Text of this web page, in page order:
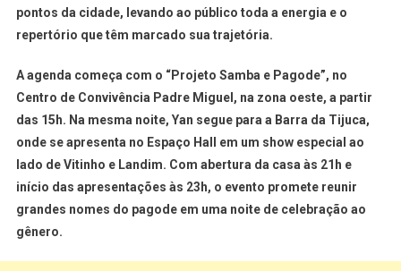
pontos da cidade, levando ao público toda a energia e o
repertório que têm marcado sua trajetória.
A agenda começa com o “Projeto Samba e Pagode”, no
Centro de Convivência Padre Miguel, na zona oeste, a partir
das 15h. Na mesma noite, Yan segue para a Barra da Tijuca,
onde se apresenta no Espaço Hall em um show especial ao
lado de Vitinho e Landim. Com abertura da casa às 21h e
início das apresentações às 23h, o evento promete reunir
grandes nomes do pagode em uma noite de celebração ao
gênero.